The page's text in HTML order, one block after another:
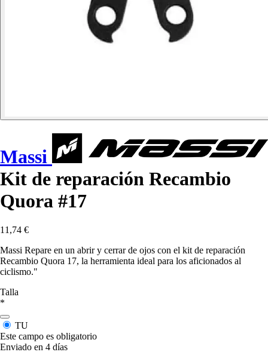
Massi
Kit de reparación Recambio
Quora #17
11,74 €
Massi Repare en un abrir y cerrar de ojos con el kit de reparación
Recambio Quora 17, la herramienta ideal para los aficionados al
ciclismo."
Talla
*
TU
Este campo es obligatorio
Enviado en 4 días